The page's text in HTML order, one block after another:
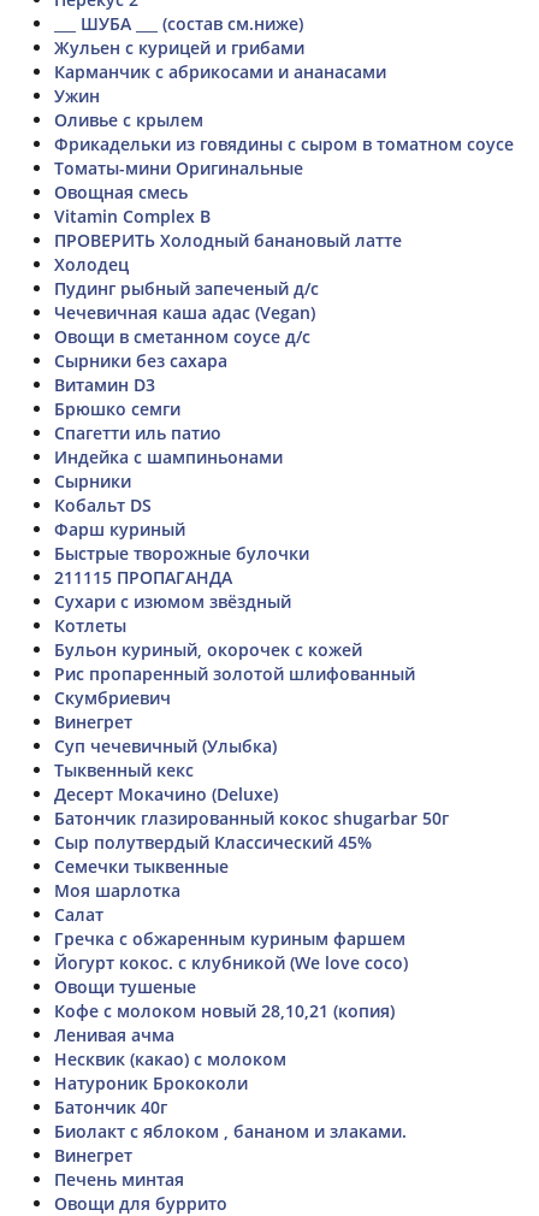
___ ШУБА ___ (состав см.ниже)
Жульен с курицей и грибами
Карманчик с абрикосами и ананасами
Ужин
Оливье с крылем
Фрикадельки из говядины с сыром в томатном соусе
Томаты-мини Оригинальные
Овощная смесь
Vitamin Complex B
ПРОВЕРИТЬ Холодный банановый латте
Холодец
Пудинг рыбный запеченый д/с
Чечевичная каша адас (Vegan)
Овощи в сметанном соусе д/с
Сырники без сахара
Витамин D3
Брюшко семги
Спагетти иль патио
Индейка с шампиньонами
Сырники
Кобальт DS
Фарш куриный
Быстрые творожные булочки
211115 ПРОПАГАНДА
Сухари с изюмом звёздный
Котлеты
Бульон куриный, окорочек с кожей
Рис пропаренный золотой шлифованный
Скумбриевич
Винегрет
Суп чечевичный (Улыбка)
Тыквенный кекс
Десерт Мокачино (Deluxe)
Батончик глазированный кокос shugarbar 50г
Сыр полутвердый Классический 45%
Семечки тыквенные
Моя шарлотка
Салат
Гречка с обжаренным куриным фаршем
Йогурт кокос. с клубникой (We love coco)
Овощи тушеные
Кофе с молоком новый 28,10,21 (копия)
Ленивая ачма
Несквик (какао) с молоком
Натуроник Брококоли
Батончик 40г
Биолакт с яблоком , бананом и злаками.
Винегрет
Печень минтая
Овощи для буррито